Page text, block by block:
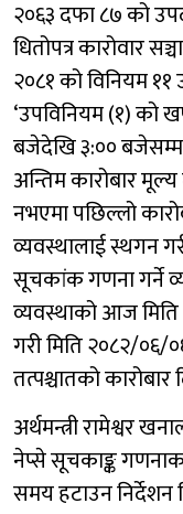
२०६३ दफा ८७ को
धितोपत्र कारोवार
२०८१ को विनियम
‘उपविनियम (१) को
बजेदेखि ३:००
अन्तिम कारोबार
नभएमा पछिल्लो
व्यवस्थालाई स्थगन
सूचकांक गणना गर्ने
व्यवस्थाको आज मिति
गरी मिति २०८२/०६/
तत्पश्चातको
अर्थमन्त्री रामेश्वर
नेप्से सूचकाङ्क
समय हटाउन निर्देशन